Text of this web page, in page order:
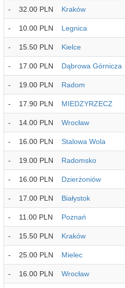
- 32.00 PLN Kraków
- 10.00 PLN Legnica
- 15.50 PLN Kielce
- 17.00 PLN Dąbrowa Górnicza
- 19.00 PLN Radom
- 17.90 PLN MIEDZYRZECZ
- 14.00 PLN Wrocław
- 16.00 PLN Stalowa Wola
- 19.00 PLN Radomsko
- 16.00 PLN Dzierżoniów
- 17.00 PLN Białystok
- 11.00 PLN Poznań
- 15.50 PLN Kraków
- 25.00 PLN Mielec
- 16.00 PLN Wrocław